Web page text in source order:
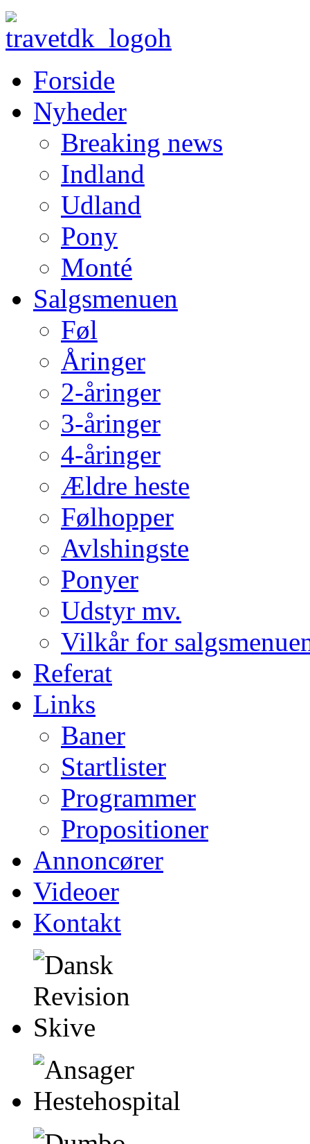
Forside
Nyheder
Breaking news
Indland
Udland
Pony
Monté
Salgsmenuen
Føl
Åringer
2-åringer
3-åringer
4-åringer
Ældre heste
Følhopper
Avlshingste
Ponyer
Udstyr mv.
Vilkår for
Referat
Links
Baner
Startlister
Programmer
Propositioner
Annoncører
Videoer
Kontakt